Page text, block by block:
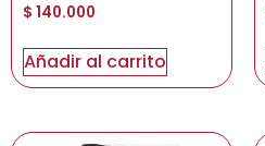
$ 140.000
Añadir al carrito